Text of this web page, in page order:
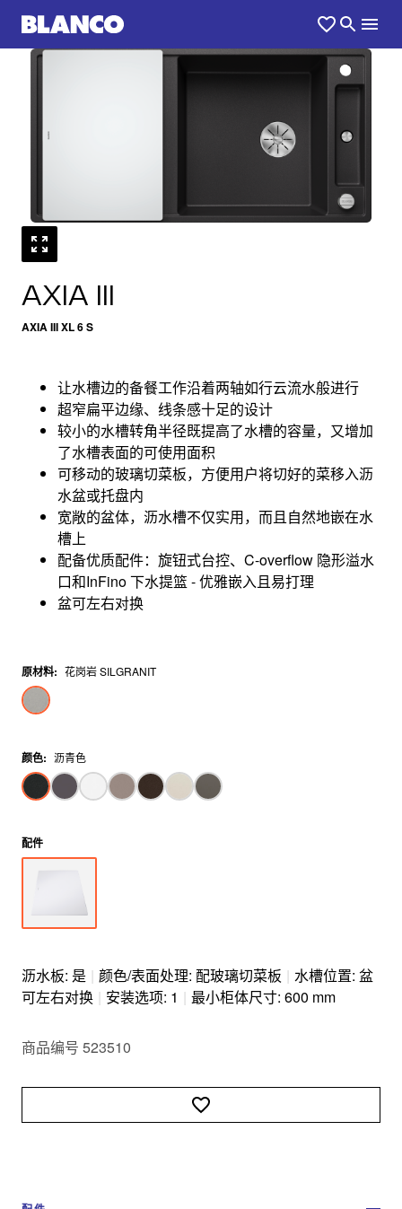
AXIA III
AXIA III XL 6 S
让水槽边的备餐工作沿着两轴如行云流水般进行
超窄扁平边缘、线条感十足的设计
较小的水槽转角半径既提高了水槽的容量，又增加
了水槽表面的可使用面积
可移动的玻璃切菜板，方便用户将切好的菜移入沥
水盆或托盘内
宽敞的盆体，沥水槽不仅实用，而且自然地嵌在水
槽上
配备优质配件：旋钮式台控、C-overflow 隐形溢水
口和InFino 下水提篮 - 优雅嵌入且易打理
盆可左右对换
原材料: 花岗岩 SILGRANIT
颜色: 沥青色
配件
沥水板: 是 | 颜色/表面处理: 配玻璃切菜板 | 水槽位置: 盆
可左右对换 | 安装选项: 1 | 最小柜体尺寸: 600 mm
商品编号 523510